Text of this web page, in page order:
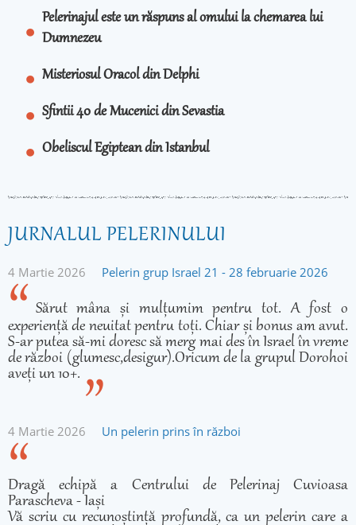
Pelerinajul este un răspuns al omului la chemarea lui
Dumnezeu
Misteriosul Oracol din Delphi
Sfintii 40 de Mucenici din Sevastia
Obeliscul Egiptean din Istanbul
JURNALUL PELERINULUI
4 Martie 2026 Pelerin grup Israel 21 - 28 februarie 2026
Sărut mâna și mulțumim pentru tot. A fost o
experiență de neuitat pentru toți. Chiar și bonus am avut.
S-ar putea să-mi doresc să merg mai des în Israel în vreme
de război (glumesc,desigur).Oricum de la grupul Dorohoi
aveți un 10+.
4 Martie 2026 Un pelerin prins în război
Dragă echipă a Centrului de Pelerinaj Cuvioasa
Parascheva - Iași
Vă scriu cu recunoștință profundă, ca un pelerin care a